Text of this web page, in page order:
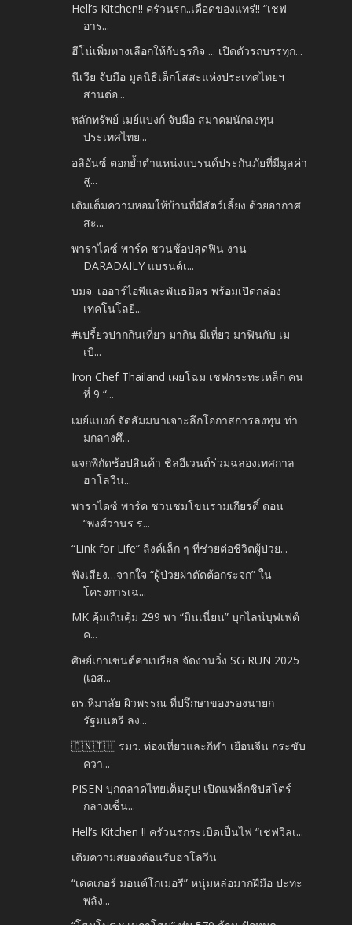
Hell’s Kitchen!! ครัวนรก..เดือดของแทร่!! “เชฟ
อาร...
ฮีโน่เพิ่มทางเลือกให้กับธุรกิจ ... เปิดตัวรถบรรทุก...
นีเวีย จับมือ มูลนิธิเด็กโสสะแห่งประเทศไทยฯ
สานต่อ...
หลักทรัพย์ เมย์แบงก์ จับมือ สมาคมนักลงทุน
ประเทศไทย...
อลิอันซ์ ตอกย้ำตำแหน่งแบรนด์ประกันภัยที่มีมูลค่า
สู...
เติมเต็มความหอมให้บ้านที่มีสัตว์เลี้ยง ด้วยอากาศ
สะ...
พาราไดซ์ พาร์ค ชวนช้อปสุดฟิน งาน
DARADAILY แบรนด์เ...
บมจ. เออาร์ไอพีและพันธมิตร พร้อมเปิดกล่อง
เทคโนโลยี...
#เปรี้ยวปากกินเที่ยว มากิน มีเที่ยว มาฟินกับ เม
เบิ...
Iron Chef Thailand เผยโฉม เชฟกระทะเหล็ก คน
ที่ 9 “...
เมย์แบงก์ จัดสัมมนาเจาะลึกโอกาสการลงทุน ท่า
มกลางศึ...
แจกพิกัดช้อปสินค้า ชิลอีเวนต์ร่วมฉลองเทศกาล
ฮาโลวีน...
พาราไดซ์ พาร์ค ชวนชมโขนรามเกียรติ์ ตอน
“พงศ์วานร ร...
“Link for Life” ลิงค์เล็ก ๆ ที่ช่วยต่อชีวิตผู้ป่วย...
ฟังเสียง…จากใจ “ผู้ป่วยผ่าตัดต้อกระจก” ใน
โครงการเฉ...
MK คุ้มเกินคุ้ม 299 พา “มินเนี่ยน” บุกไลน์บุฟเฟต์
ค...
ศิษย์เก่าเซนต์คาเบรียล จัดงานวิ่ง SG RUN 2025
(เอส...
ดร.หิมาลัย ผิวพรรณ ที่ปรึกษาของรองนายก
รัฐมนตรี ลง...
🇨🇳🇹🇭 รมว. ท่องเที่ยวและกีฬา เยือนจีน กระชับ
ควา...
PISEN บุกตลาดไทยเต็มสูบ! เปิดแฟล็กชิปสโตร์
กลางเซ็น...
Hell’s Kitchen !! ครัวนรกระเบิดเป็นไฟ “เชฟวิลเ...
เติมความสยองต้อนรับฮาโลวีน
“เดคเกอร์ มอนต์โกเมอรี” หนุ่มหล่อมากฝีมือ ปะทะ
พลัง...